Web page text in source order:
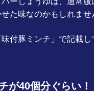
た味なのかもしれませ
付豚ミンチ」で記載し
が40個分ぐらい！